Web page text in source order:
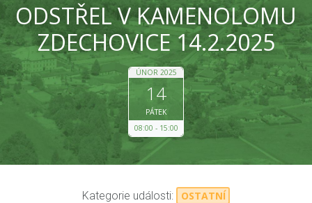
ODSTŘEL V KAMENOLOMU
ZDECHOVICE 14.2.2025
ÚNOR 2025
14
PÁTEK
08:00
15:00
Kategorie události: OSTATNÍ